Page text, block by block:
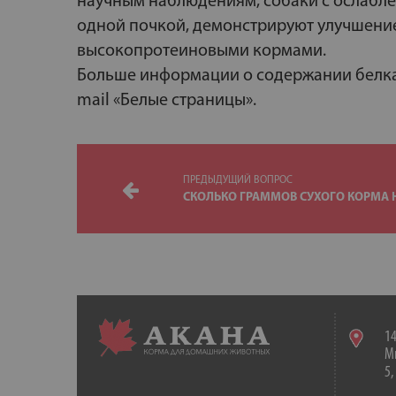
одной почкой, демонстрируют
высокопротеиновыми кормами.
Больше информации о содержании
mail «Белые страницы».
ПРЕДЫДУЩИЙ ВОПРОС
СКОЛЬКО ГРАММОВ СУХОГО КОРМА
5,